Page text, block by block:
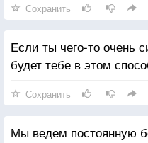
чтобы они такими были.
Сохранить
Если ты чего-то очень
будет тебе в этом
Сохранить
Мы ведем постоянную